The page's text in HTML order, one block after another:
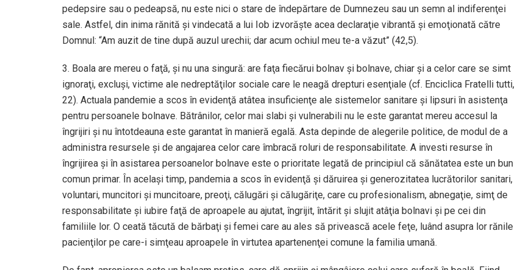
pedepsire sau o pedeapsă, nu este nici o stare de îndepărtare de Dumnezeu sau un semn al indiferenţei
sale. Astfel, din inima rănită şi vindecată a lui Iob izvorăşte acea declaraţie vibrantă şi emoţionată către
Domnul: “Am auzit de tine după auzul urechii; dar acum ochiul meu te-a văzut” (42,5).
3. Boala are mereu o faţă, şi nu una singură: are faţa fiecărui bolnav şi bolnave, chiar şi a celor care se simt
ignoraţi, excluşi, victime ale nedreptăţilor sociale care le neagă drepturi esenţiale (cf. Enciclica Fratelli tutti,
22). Actuala pandemie a scos în evidenţă atâtea insuficienţe ale sistemelor sanitare şi lipsuri în asistenţa
pentru persoanele bolnave. Bătrânilor, celor mai slabi şi vulnerabili nu le este garantat mereu accesul la
îngrijiri şi nu întotdeauna este garantat în manieră egală. Asta depinde de alegerile politice, de modul de a
administra resursele şi de angajarea celor care îmbracă roluri de responsabilitate. A investi resurse în
îngrijirea şi în asistarea persoanelor bolnave este o prioritate legată de principiul că sănătatea este un bun
comun primar. În acelaşi timp, pandemia a scos în evidenţă şi dăruirea şi generozitatea lucrătorilor sanitari,
voluntari, muncitori şi muncitoare, preoţi, călugări şi călugăriţe, care cu profesionalism, abnegaţie, simţ de
responsabilitate şi iubire faţă de aproapele au ajutat, îngrijit, întărit şi slujit atâţia bolnavi şi pe cei din
familiile lor. O ceată tăcută de bărbaţi şi femei care au ales să privească acele feţe, luând asupra lor rănile
pacienţilor pe care-i simţeau aproapele în virtutea apartenenţei comune la familia umană.